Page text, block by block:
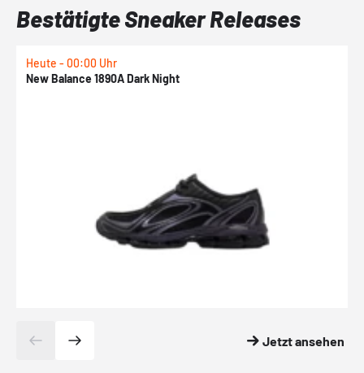
Bestätigte Sneaker Releases
Heute - 00:00 Uhr
New Balance 1890A Dark Night
Jetzt ansehen